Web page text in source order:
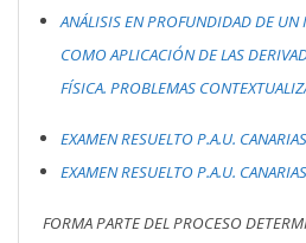
ANÁLISIS EN PROFUNDIDAD DE
COMO APLICACIÓN DE LAS
FÍSICA. PROBLEMAS
EXAMEN RESUELTO P.A.U.
EXAMEN RESUELTO P.A.U.
FORMA PARTE DEL PROCESO